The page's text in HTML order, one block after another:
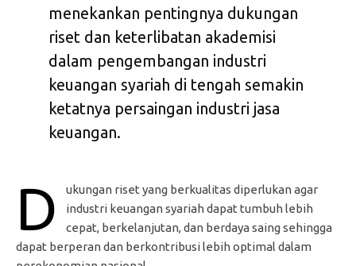
menekankan pentingnya dukungan
riset dan keterlibatan akademisi
dalam pengembangan industri
keuangan syariah di tengah semakin
ketatnya persaingan industri jasa
keuangan.
D
ukungan riset yang berkualitas diperlukan agar
industri keuangan syariah dapat tumbuh lebih
cepat, berkelanjutan, dan berdaya saing sehingga
dapat berperan dan berkontribusi lebih optimal dalam